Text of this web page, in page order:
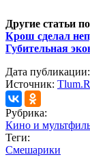
Другие статьи
Крош сделал
Губительная
Дата публикации:
Источник:
Рубрика:
Кино и
Теги:
Смешарики